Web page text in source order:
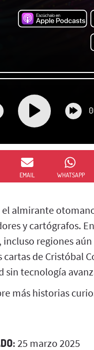
EMAIL WHATSAPP
el almirante
y cartógrafos.
incluso regiones
cartas de Cristóbal
sin tecnología
más historias
25 marzo 2025